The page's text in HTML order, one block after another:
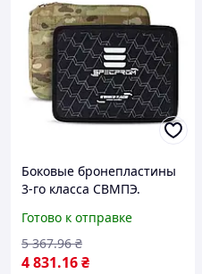
Боковые бронепластины
3-го класса СВМПЭ.
Размер 21.5 на 16см.
Мультикам. 2шт
Готово к отправке
4 831.16₴
5 367.96 ₴